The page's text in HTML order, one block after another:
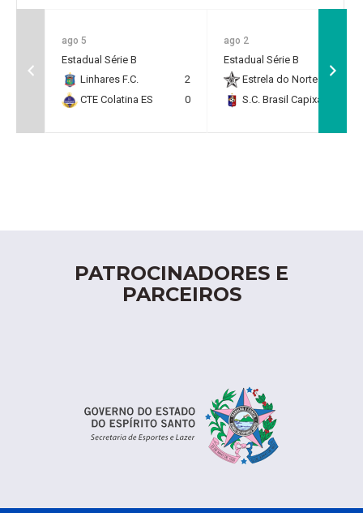
ago 5
Estadual Série B
Linhares F.C.
2
CTE Colatina ES
0
ago 2
Estadual Série B
Estrela do Norte F.C.
S.C. Brasil Capixaba
PATROCINADORES E
PARCEIROS